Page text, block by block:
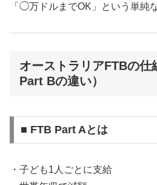
「◯万ドルまでOK」という単純
オーストラリアFTBの仕
Part Bの違い）
■ FTB Part Aとは
・子ども1人ごとに支給